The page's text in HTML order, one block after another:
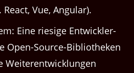
Vue, Angular).
Eine riesige Entwickler-
Open-Source-Bibliotheken
Weiterentwicklungen